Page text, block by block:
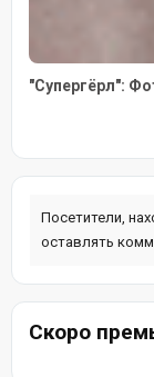
"Супергёрл":
Посетители,
оставлять
Скоро